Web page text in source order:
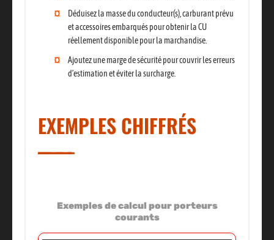
Déduisez la masse du conducteur(s), carburant prévu
et accessoires embarqués pour obtenir la CU
réellement disponible pour la marchandise.
Ajoutez une marge de sécurité pour couvrir les erreurs
d’estimation et éviter la surcharge.
EXEMPLES CHIFFRÉS
Exemples de calcul pour porteurs
courants